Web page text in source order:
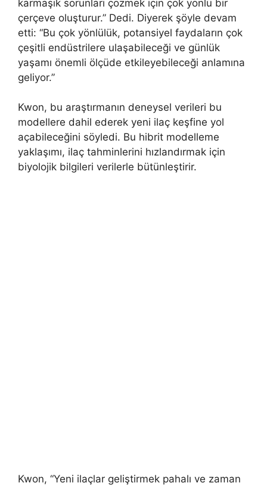
karmaşık sorunları çözmek için çok yönlü bir
çerçeve oluşturur.” Dedi. Diyerek şöyle devam
etti: “Bu çok yönlülük, potansiyel faydaların çok
çeşitli endüstrilere ulaşabileceği ve günlük
yaşamı önemli ölçüde etkileyebileceği anlamına
geliyor.”
Kwon, bu araştırmanın deneysel verileri bu
modellere dahil ederek yeni ilaç keşfine yol
açabileceğini söyledi. Bu hibrit modelleme
yaklaşımı, ilaç tahminlerini hızlandırmak için
biyolojik bilgileri verilerle bütünleştirir.
Kwon, “Yeni ilaçlar geliştirmek pahalı ve zaman